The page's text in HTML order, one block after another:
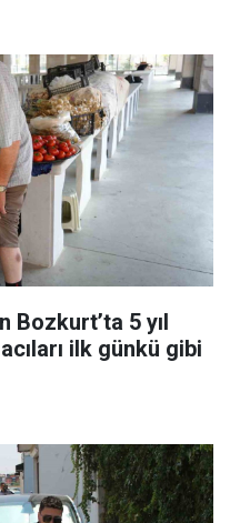
Bozkurt’ta 5 yıl
ilk günkü gibi